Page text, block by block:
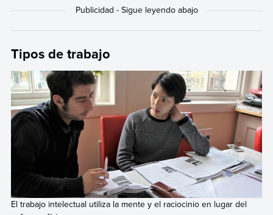
Tipos de trabajo
El trabajo intelectual utiliza la mente y el raciocinio en lugar del